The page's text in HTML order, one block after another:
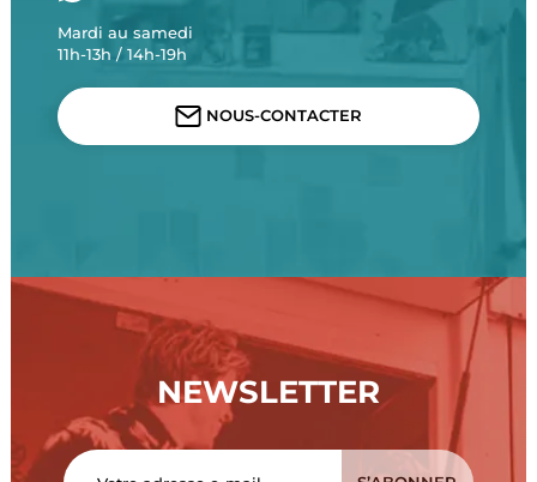
Mardi au samedi
11h-13h / 14h-19h
NOUS-CONTACTER
NEWSLETTER